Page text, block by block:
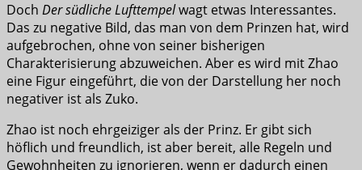
Doch Der südliche Lufttempelwagt etwas Interessantes.
Das zu negative Bild, das man von dem Prinzen hat, wird
aufgebrochen, ohne von seiner bisherigen
Charakterisierung abzuweichen. Aber es wird mit Zhao
eine Figur eingeführt, die von der Darstellung her noch
negativer ist als Zuko.
Zhao ist noch ehrgeiziger als der Prinz. Er gibt sich
höflich und freundlich, ist aber bereit, alle Regeln und
Gewohnheiten zu ignorieren, wenn er dadurch einen